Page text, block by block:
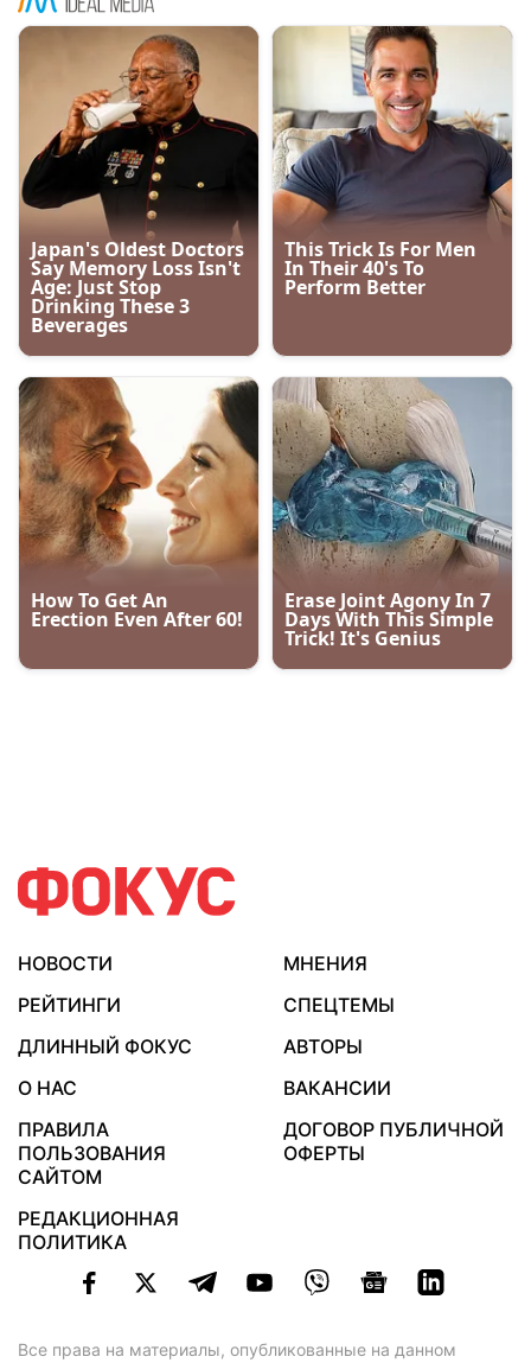
НОВОСТИ
МНЕНИЯ
РЕЙТИНГИ
СПЕЦТЕМЫ
ДЛИННЫЙ ФОКУС
АВТОРЫ
О НАС
ВАКАНСИИ
ПРАВИЛА
ПОЛЬЗОВАНИЯ
САЙТОМ
ДОГОВОР ПУБЛИЧНОЙ
ОФЕРТЫ
РЕДАКЦИОННАЯ
ПОЛИТИКА
Все права на материалы, опубликованные на данном